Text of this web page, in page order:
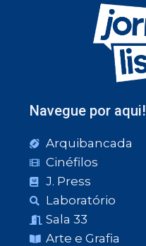
Navegue por aqui!
Arquibancada
Cinéfilos
J. Press
Laboratório
Sala 33
Arte e Grafia